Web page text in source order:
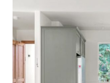
כפרי
שלכם?